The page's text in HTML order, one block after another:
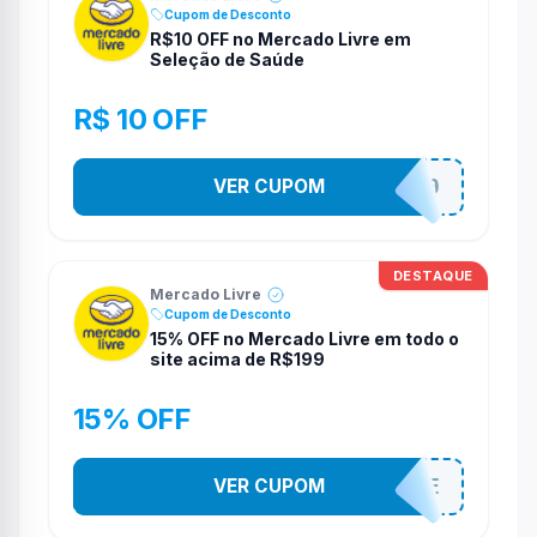
Cupom de Desconto
R$10 OFF no Mercado Livre em
Seleção de Saúde
R$ 10 OFF
SAUDE10
VER CUPOM
DESTAQUE
Mercado Livre
Cupom de Desconto
15% OFF no Mercado Livre em todo o
site acima de R$199
15% OFF
OFERTAHOJE
VER CUPOM